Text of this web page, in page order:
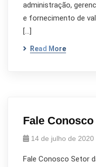
administração,
e fornecimento de
[…]
Read More
Fale Conosco
14 de julho de 2020
Fale Conosco Setor